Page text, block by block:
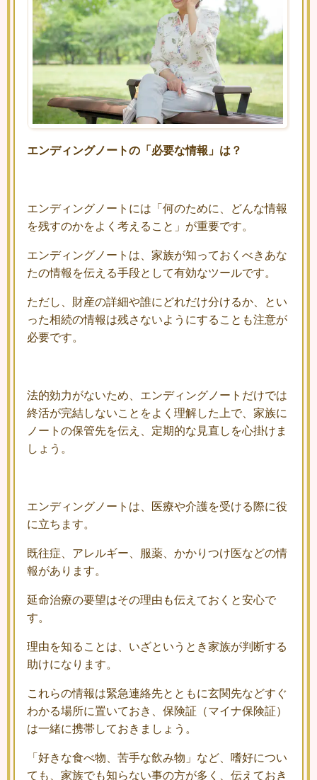
エンディングノートの「必要な情報」は？
エンディングノートには「何のために、どんな情報
を残すのかをよく考えること」が重要です。
エンディングノートは、家族が知っておくべきあな
たの情報を伝える手段として有効なツールです。
ただし、財産の詳細や誰にどれだけ分けるか、とい
った相続の情報は残さないようにすることも注意が
必要です。
法的効力がないため、エンディングノートだけでは
終活が完結しないことをよく理解した上で、家族に
ノートの保管先を伝え、定期的な見直しを心掛けま
しょう。
エンディングノートは、医療や介護を受ける際に役
に立ちます。
既往症、アレルギー、服薬、かかりつけ医などの情
報があります。
延命治療の要望はその理由も伝えておくと安心で
す。
理由を知ることは、いざというとき家族が判断する
助けになります。
これらの情報は緊急連絡先とともに玄関先などすぐ
わかる場所に置いておき、保険証（マイナ保険証）
は一緒に携帯しておきましょう。
「好きな食べ物、苦手な飲み物」など、嗜好につい
ても、家族でも知らない事の方が多く、伝えておき